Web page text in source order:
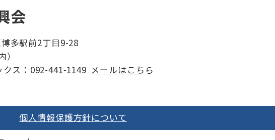
会
多駅前2丁目9-28
クス：092-441-1149 メールはこちら
個人情報保護方針について